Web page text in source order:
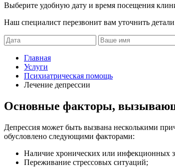
Выберите удобную дату и время посещения
Наш специалист перезвонит вам уточнить
Главная
Услуги
Психиатрическая помощь
Лечение депрессии
Основные факторы,
Депрессия может быть вызвана несколькими
обусловлено следующими факторами:
Наличие хронических или инфекционных
Переживание стрессовых ситуаций;